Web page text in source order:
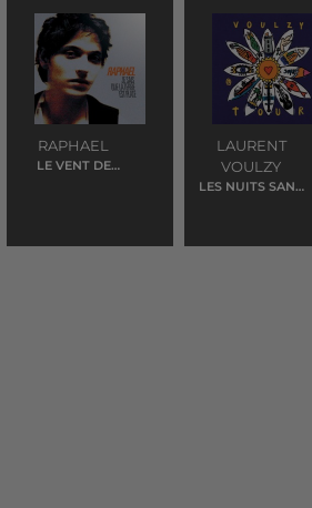
RAPHAEL
LE VENT DE
LAURENT
VOULZY
LES NUITS SANS